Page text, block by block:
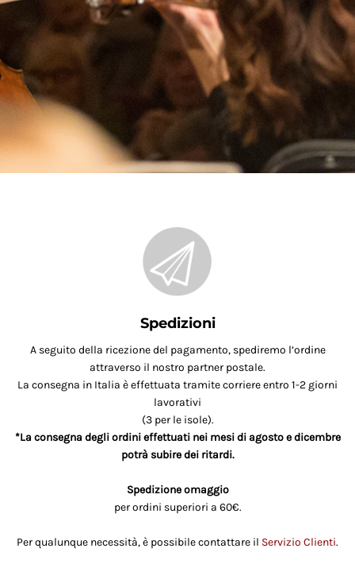
Spedizioni
A seguito della ricezione del pagamento, spediremo l’ordine
attraverso il nostro partner postale.
La consegna in Italia è effettuata tramite corriere entro 1-2 giorni
lavorativi
(3 per le isole).
*La consegna degli ordini effettuati nei mesi di agosto e dicembre
potrà subire dei ritardi.
Spedizione omaggio
per ordini superiori a 60€.
Per qualunque necessità, è possibile contattare il Servizio Clienti.